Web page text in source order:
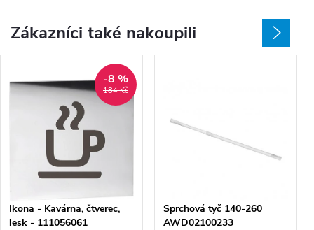
Zákazníci také nakoupili
184 Kč
-8 %
Ikona - Kavárna, čtverec,
lesk - 111056061
Sprchová tyč 140-260
AWD02100233